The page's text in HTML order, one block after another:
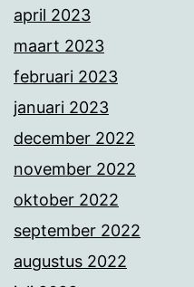
april 2023
maart 2023
februari 2023
januari 2023
december 2022
november 2022
oktober 2022
september 2022
augustus 2022